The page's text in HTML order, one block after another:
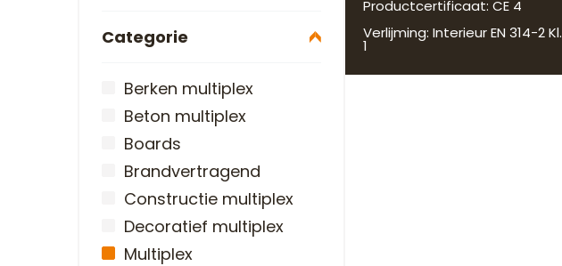
Categorie
Berken multiplex
Beton multiplex
Boards
Brandvertragend
Constructie multiplex
Decoratief multiplex
Multiplex
Verlijming: Interieur EN 314-2 Kl.
1
Productcertificaat: CE 4